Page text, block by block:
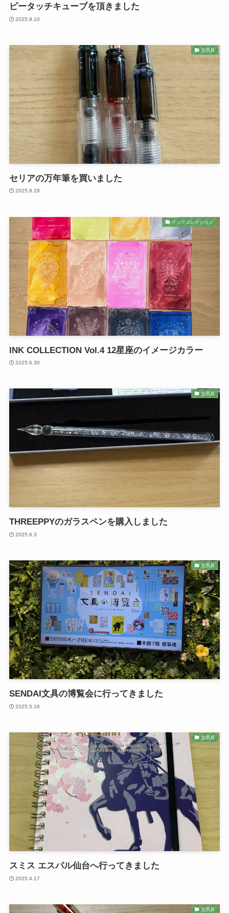
ピータッチキューブを頂きました
2025.9.10
文房具
セリアの万年筆を買いました
2025.8.29
インクコレクション
INK COLLECTION Vol.4 12星座のイメージカラー
2025.6.30
文房具
THREEPPYのガラスペンを購入しました
2025.6.3
文房具
SENDAI文具の博覧会に行ってきました
2025.5.16
文房具
スミス エスパル仙台へ行ってきました
2025.4.17
文房具